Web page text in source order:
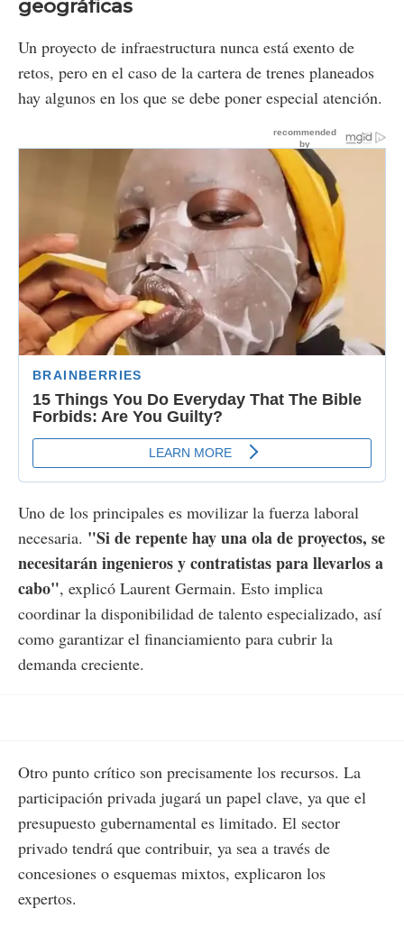
geográficas
Un proyecto de infraestructura nunca está exento de
retos, pero en el caso de la cartera de trenes planeados
hay algunos en los que se debe poner especial atención.
Uno de los principales es movilizar la fuerza laboral
necesaria. "Si de repente hay una ola de proyectos, se
necesitarán ingenieros y contratistas para llevarlos a
cabo", explicó Laurent Germain. Esto implica
coordinar la disponibilidad de talento especializado, así
como garantizar el financiamiento para cubrir la
demanda creciente.
Otro punto crítico son precisamente los recursos. La
participación privada jugará un papel clave, ya que el
presupuesto gubernamental es limitado. El sector
privado tendrá que contribuir, ya sea a través de
concesiones o esquemas mixtos, explicaron los
expertos.